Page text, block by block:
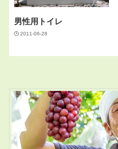
男性用トイレ
2011-06-28